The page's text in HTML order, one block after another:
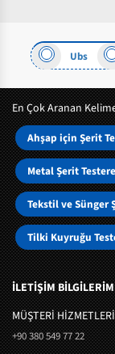
Ubs
En Çok Aranan
Ahşap için Şerit
Metal Şerit
Tekstil ve Sünger
Tilki Kuyruğu
İLETİŞİM
MÜŞTERI HIZMETLERI
+90 380 549 77 22